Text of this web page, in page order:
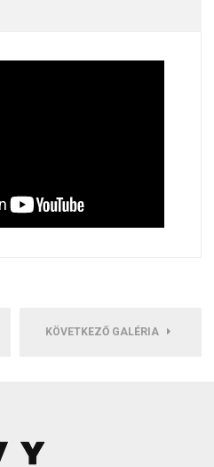
KÖVETKEZŐ GALÉRIA